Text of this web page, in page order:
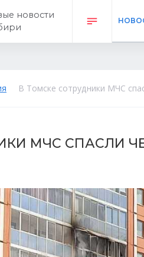
новости
В Томске сотрудники МЧС
МЧС СПАСЛИ